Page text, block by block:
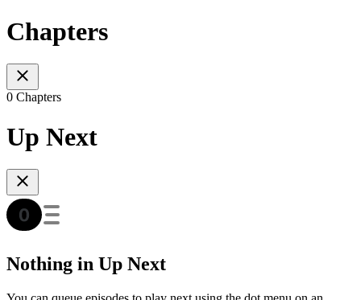
Chapters
0 Chapters
Up Next
Nothing in Up Next